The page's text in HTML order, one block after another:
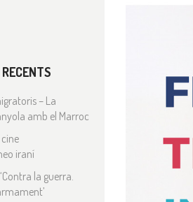
– La
amb el Marroc
iraní
la guerra.